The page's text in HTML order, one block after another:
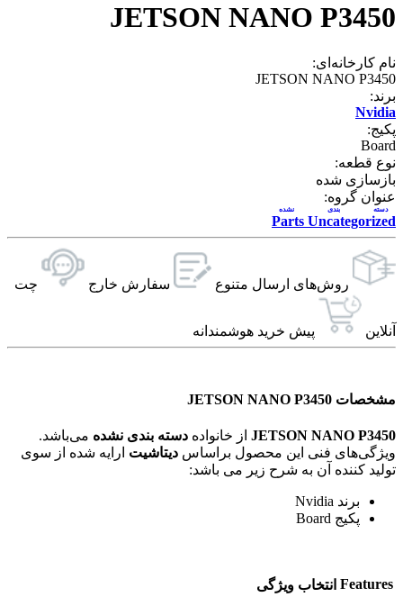
JETSON NANO P3450
نام کارخانه‌ای:
JETSON NANO P3450
برند:
Nvidia
پکیج:
Board
نوع قطعه:
بازسازی شده
عنوان گروه:
Parts Uncategorized
دسته بندی نشده
روش‌های ارسال‌ متنوع سفارش خارج چت
آنلاین پیش خرید هوشمندانه
مشخصات JETSON NANO P3450
JETSON NANO P3450 از خانواده دسته بندی نشده می‌باشد.
ویژگی‌های فنی این محصول براساس دیتاشیت ارایه شده از سوی
تولید کننده آن به شرح زیر می باشد:
برند Nvidia
پکیج Board
Features انتخاب ویژگی